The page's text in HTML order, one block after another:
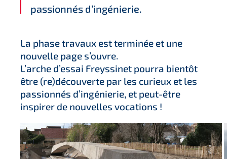
passionnés d’ingénierie.
La phase travaux est terminée et une
nouvelle page s’ouvre.
L’arche d’essai Freyssinet pourra bientôt
être (re)découverte par les curieux et les
passionnés d’ingénierie, et peut-être
inspirer de nouvelles vocations !